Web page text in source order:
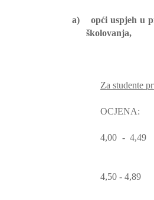
a)
opći uspjeh u
školovanja,
Za studente
4,00
4,50